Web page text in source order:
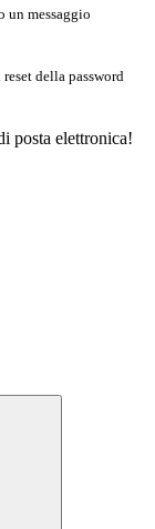
un messaggio
della password
posta elettronica!